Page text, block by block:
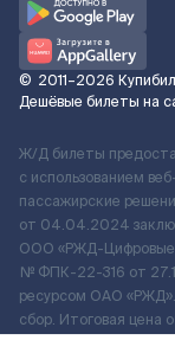
© 2011–2026
Дешёвые билеты на
Ж/Д билеты
с использованием
пассажирские
от 04.04.2024
ООО «РЖД-Цифровые
№ ФПК-22-316 от
ресурсом ОАО
сбор. Итоговая цена